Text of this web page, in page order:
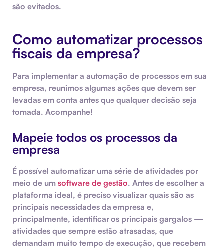
são evitados.
Como automatizar processos
fiscais da empresa?
Para implementar a automação de processos em sua
empresa, reunimos algumas ações que devem ser
levadas em conta antes que qualquer decisão seja
tomada. Acompanhe!
Mapeie todos os processos da
empresa
É possível automatizar uma série de atividades por
meio de um software de gestão. Antes de escolher a
plataforma ideal, é preciso visualizar quais são as
principais necessidades da empresa e,
principalmente, identificar os principais gargalos —
atividades que sempre estão atrasadas, que
demandam muito tempo de execução, que recebem